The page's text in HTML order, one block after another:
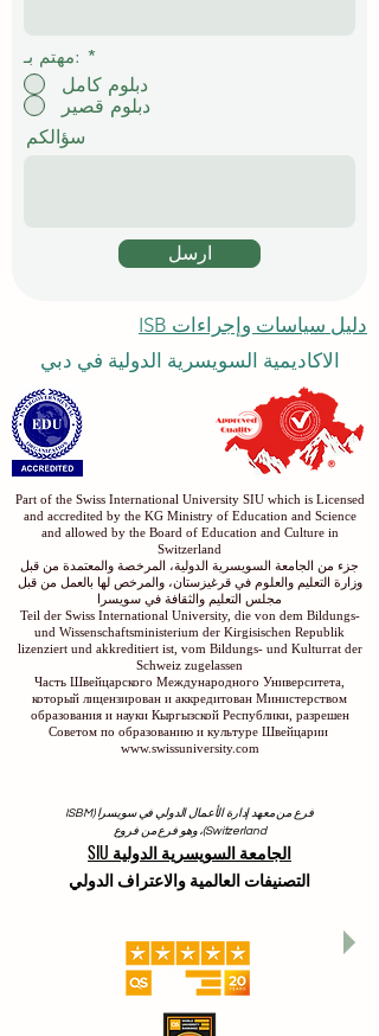
مهتم بـ: *
دبلوم كامل
دبلوم قصير
سؤالكم
ارسل
دليل سياسات وإجراءات ISB
الاكاديمية السويسرية الدولية في دبي
Part of the Swiss International University SIU which is Licensed
and accredited by the KG Ministry of Education and Science
and allowed by the Board of Education and Culture in
Switzerland
جزء من الجامعة السويسرية الدولية، المرخصة والمعتمدة من قبل
وزارة التعليم والعلوم في قرغيزستان، والمرخص لها بالعمل من قبل
مجلس التعليم والثقافة في سويسرا
Teil der Swiss International University, die von dem Bildungs-
und Wissenschaftsministerium der Kirgisischen Republik
lizenziert und akkreditiert ist, vom Bildungs- und Kulturrat der
Schweiz zugelassen
Часть Швейцарского Международного Университета,
который лицензирован и аккредитован Министерством
образования и науки Кыргызской Республики, разрешен
Советом по образованию и культуре Швейцарии
www.swissuniversity.com
فرع من معهد إدارة الأعمال الدولي في سويسرا (ISBM
Switzerland)، وهو فرع من فروع
الجامعة السويسرية الدولية SIU
التصنيفات العالمية والاعتراف الدولي